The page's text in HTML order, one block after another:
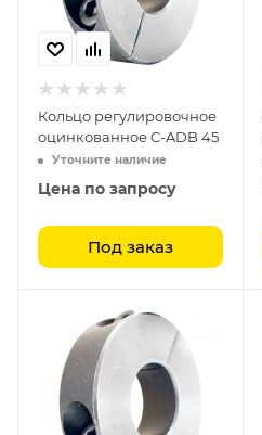
Кольцо регулировочное
оцинкованное C-ADB 45
Уточните наличие
Цена по запросу
Под заказ